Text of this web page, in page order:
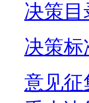
决策目
决策标
意见征